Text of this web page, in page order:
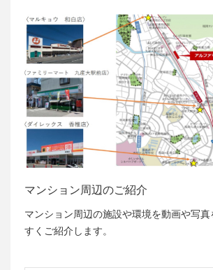
マンション周辺のご紹介
マンション周辺の施設や環境を動画や写
すくご紹介します。